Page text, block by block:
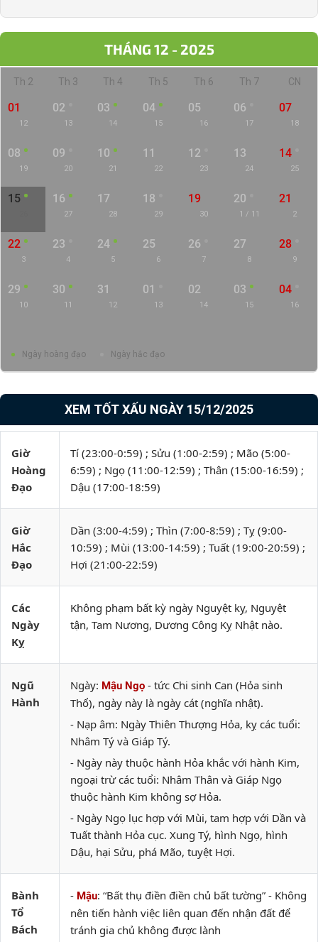
THÁNG 12 - 2025
Th 2 Th 3 Th 4 Th 5 Th 6 Th 7 CN
01
12
02
13
03
14
04
15
05
16
06
17
07
18
08
19
09
20
10
21
11
22
12
23
13
24
14
25
15 16
27
17
28
18
29
19
30
20
1 / 11
21
2
22
3
23
4
24
5
25
6
26
7
27
8
28
9
29
10
30
11
31
12
01
13
02
14
03
15
04
16
Ngày hoàng đạo Ngày hắc đạo
XEM TỐT XẤU NGÀY 15/12/2025
Giờ
Hoàng
Đạo
Tí (23:00-0:59) ; Sửu (1:00-2:59) ; Mão (5:00-
6:59) ; Ngọ (11:00-12:59) ; Thân (15:00-16:59) ;
Dậu (17:00-18:59)
Giờ
Hắc
Đạo
Dần (3:00-4:59) ; Thìn (7:00-8:59) ; Tỵ (9:00-
10:59) ; Mùi (13:00-14:59) ; Tuất (19:00-20:59) ;
Hợi (21:00-22:59)
Các
Ngày
Kỵ
Không phạm bất kỳ ngày Nguyệt kỵ, Nguyệt
tận, Tam Nương, Dương Công Kỵ Nhật nào.
Ngũ
Hành
Ngày: Mậu Ngọ - tức Chi sinh Can (Hỏa sinh
Thổ), ngày này là ngày cát (nghĩa nhật).
- Nạp âm: Ngày Thiên Thượng Hỏa, kỵ các tuổi:
Nhâm Tý và Giáp Tý.
- Ngày này thuộc hành Hỏa khắc với hành Kim,
ngoại trừ các tuổi: Nhâm Thân và Giáp Ngọ
thuộc hành Kim không sợ Hỏa.
- Ngày Ngọ lục hợp với Mùi, tam hợp với Dần và
Tuất thành Hỏa cục. Xung Tý, hình Ngọ, hình
Dậu, hại Sửu, phá Mão, tuyệt Hợi.
Bành
Tổ
Bách
- Mậu: “Bất thụ điền điền chủ bất tường” - Không
nên tiến hành việc liên quan đến nhận đất để
tránh gia chủ không được lành